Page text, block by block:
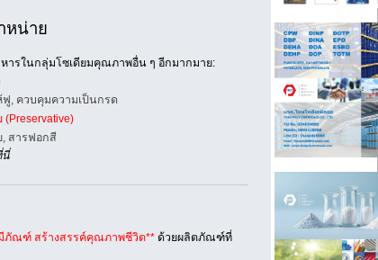
หน่าย
ารในกลุ่มโซเดียมคุณภาพอื่น ๆ อีกมากมาย:
ฟู, ควบคุมความเป็นกรด
(Preservative)
, สารฟอกสี
นี่
ภัณฑ์ สร้างสรรค์คุณภาพชีวิต**ด้วยผลิตภัณฑ์ที่